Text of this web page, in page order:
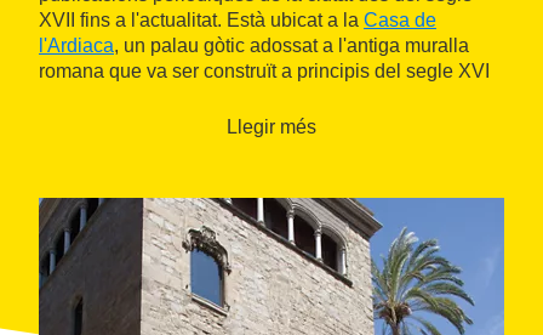
XVII fins a l'actualitat. Està ubicat a la Casa de
l'Ardiaca, un palau gòtic adossat a l'antiga muralla
romana que va ser construït a principis del segle XVI
Llegir més